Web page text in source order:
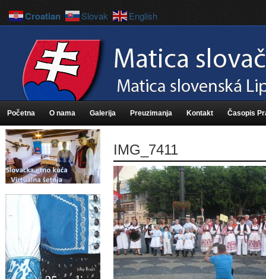
Početna O nama Galerija Preuzimanja Kontakt Časopis
IMG_7411
Croatian Slovak English